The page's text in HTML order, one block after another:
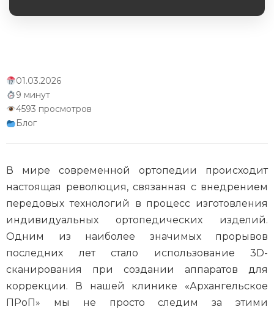
Интеграция с телемедициной
Заключение
01.03.2026
9 минут
4593 просмотров
Блог
В мире современной ортопедии происходит
настоящая революция, связанная с внедрением
передовых технологий в процесс изготовления
индивидуальных ортопедических изделий.
Одним из наиболее значимых прорывов
последних лет стало использование 3D-
сканирования при создании аппаратов для
коррекции. В нашей клинике «Архангельское
ПРоП» мы не просто следим за этими